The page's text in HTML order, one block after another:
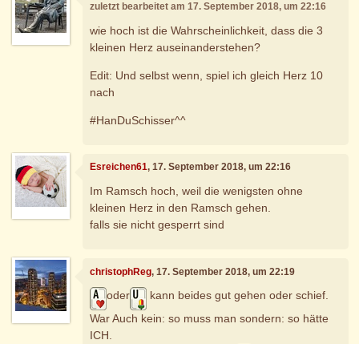
zuletzt bearbeitet am 17. September 2018, um 22:16
wie hoch ist die Wahrscheinlichkeit, dass die 3
kleinen Herz auseinanderstehen?
Edit: Und selbst wenn, spiel ich gleich Herz 10
nach
#HanDuSchisser^^
Esreichen61, 17. September 2018, um 22:16
Im Ramsch hoch, weil die wenigsten ohne
kleinen Herz in den Ramsch gehen.
falls sie nicht gesperrt sind
christophReg, 17. September 2018, um 22:19
oder
kann beides gut gehen oder schief.
War Auch kein: so muss man sondern: so hätte
ICH.